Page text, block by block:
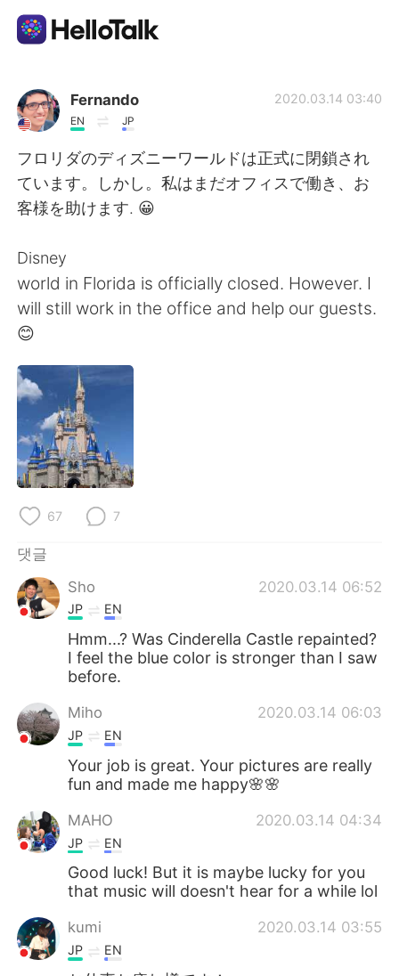
언어 교환 앱
AI Grammar Checker
한국어
English
繁體中文 Español
Deutsch
Русский
Indonesia
Português
Fernando
EN JP
2020.03.14 03:40
フロリダのディズニーワールドは正式に閉鎖され
ています。しかし。私はまだオフィスで働き、お
客様を助けます. 😀
Disney
world in Florida is officially closed. However. I
will still work in the office and help our guests.
😊
67 7
댓글
Sho
2020.03.14 06:52
JP EN
Hmm...? Was Cinderella Castle repainted?
I feel the blue color is stronger than I saw
before.
Miho 2020.03.14 06:03
JP EN
Your job is great. Your pictures are really
fun and made me happy🌸🌸
MAHO 2020.03.14 04:34
JP EN
Good luck! But it is maybe lucky for you
that music will doesn't hear for a while lol
kumi 2020.03.14 03:55
JP EN